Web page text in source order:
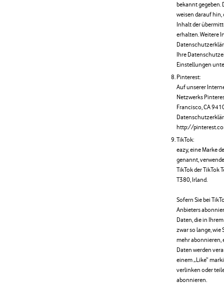
bekannt gegeben.
weisen darauf hin,
Inhalt der
erhalten. Weitere
Ihre
Einstellungen
Pinterest:
Auf unserer
Netzwerks
Francisco, CA
http://
TikTok:
eazy, eine Marke
genannt,
TikTok der TikTok
T380, Irland.
Sofern Sie bei
Anbieters
Daten, die in
zwar so lange, wie
mehr abonnieren,
Daten werden
einem „Like“
verlinken oder
abonnieren.